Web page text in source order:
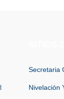
Secretaria
Nivelación